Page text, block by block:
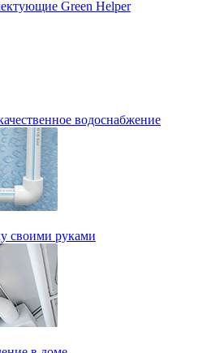
Green Helper
водоснабжение
своими руками